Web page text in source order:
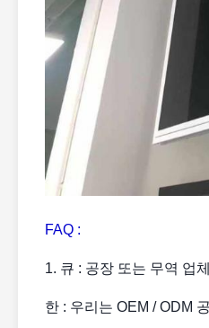
FAQ :
1. 큐 : 공장 또는 무역 업
한 : 우리는 OEM / ODM